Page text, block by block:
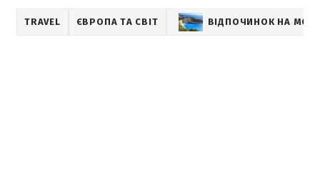
TRAVEL ЄВРОПА ТА СВІТ ВІДПОЧИНОК НА МОРІ